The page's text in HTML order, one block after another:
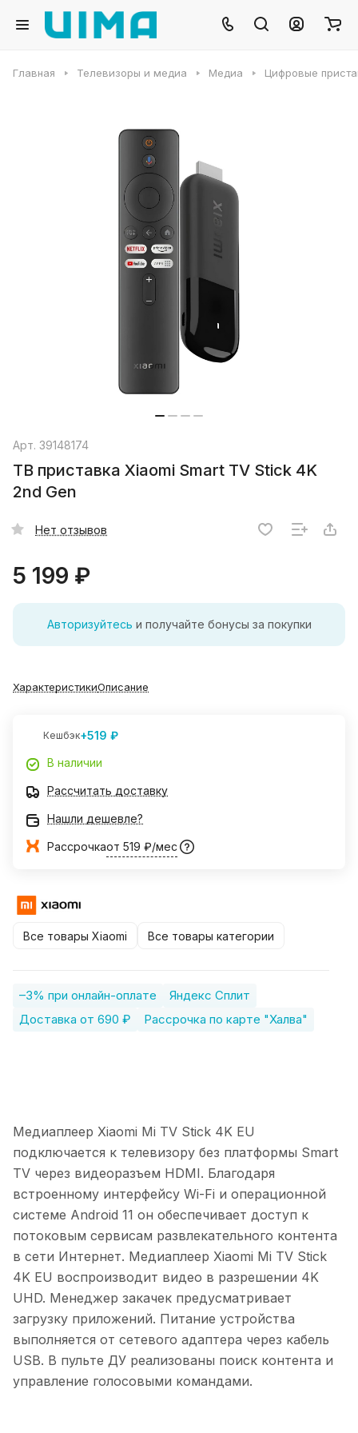
Главная Телевизоры и медиа Медиа Цифровые
Арт. 39148174
ТВ приставка Xiaomi Smart TV Stick 4K
2nd Gen
Нет отзывов
5 199 ₽
Авторизуйтесь и получайте бонусы за покупки
ХарактеристикиОписание
Кешбэк+519 ₽
В наличии
Рассчитать доставку
Нашли дешевле?
Рассрочкаот 519 ₽/мес
Все товары Xiaomi Все товары категории
–3% при онлайн-оплате
Яндекс Сплит
Доставка от 690 ₽
Рассрочка по карте "Халва"
Медиаплеер Xiaomi Mi TV Stick 4K EU
подключается к телевизору без платформы Smart
TV через видеоразъем HDMI. Благодаря
встроенному интерфейсу Wi-Fi и операционной
системе Android 11 он обеспечивает доступ к
потоковым сервисам развлекательного контента
в сети Интернет. Медиаплеер Xiaomi Mi TV Stick
4K EU воспроизводит видео в разрешении 4K
UHD. Менеджер закачек предусматривает
загрузку приложений. Питание устройства
выполняется от сетевого адаптера через кабель
USB. В пульте ДУ реализованы поиск контента и
управление голосовыми командами.